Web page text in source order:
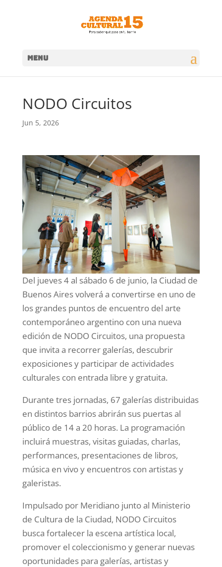
MENU
NODO Circuitos
Jun 5, 2026
Del jueves 4 al sábado 6 de junio, la Ciudad de
Buenos Aires volverá a convertirse en uno de
los grandes puntos de encuentro del arte
contemporáneo argentino con una nueva
edición de NODO Circuitos, una propuesta
que invita a recorrer galerías, descubrir
exposiciones y participar de actividades
culturales con entrada libre y gratuita.
Durante tres jornadas, 67 galerías distribuidas
en distintos barrios abrirán sus puertas al
público de 14 a 20 horas. La programación
incluirá muestras, visitas guiadas, charlas,
performances, presentaciones de libros,
música en vivo y encuentros con artistas y
galeristas.
Impulsado por Meridiano junto al Ministerio
de Cultura de la Ciudad, NODO Circuitos
busca fortalecer la escena artística local,
promover el coleccionismo y generar nuevas
oportunidades para galerías, artistas y